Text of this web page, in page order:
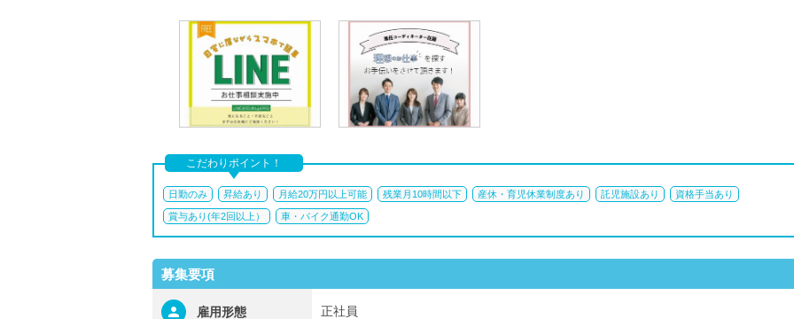
こだわりポイント！
日勤のみ 昇給あり 月給20万円以上可能 残業月10時間以下 産休・育児休業制度あり 託児施設あり 資格手当あり
賞与あり(年2回以上） 車・バイク通勤OK
募集要項
雇用形態 正社員